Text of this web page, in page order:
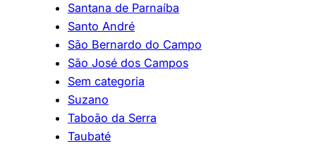
Santana de Parnaíba
Santo André
São Bernardo do Campo
São José dos Campos
Sem categoria
Suzano
Taboão da Serra
Taubaté